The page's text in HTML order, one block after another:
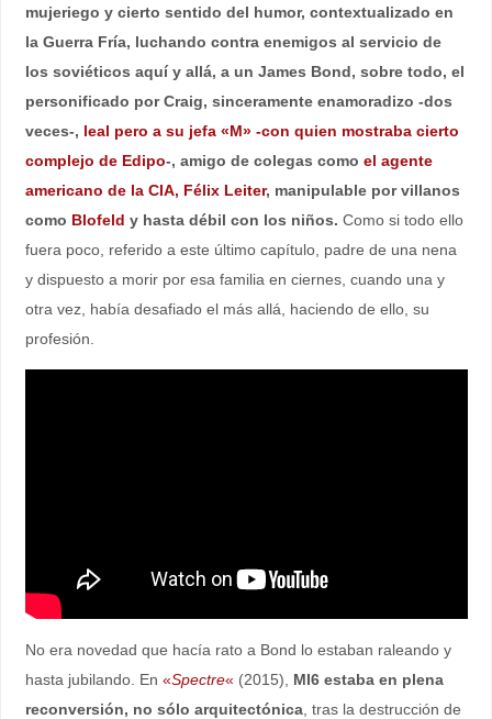
mujeriego y cierto sentido del humor, contextualizado en
la Guerra Fría, luchando contra enemigos al servicio de
los soviéticos aquí y allá, a un James Bond, sobre todo, el
personificado por Craig, sinceramente enamoradizo -dos
veces-, leal pero a su jefa «M» -con quien mostraba cierto
complejo de Edipo-, amigo de colegas como el agente
americano de la CIA, Félix Leiter, manipulable por villanos
como Blofeld y hasta débil con los niños. Como si todo ello
fuera poco, referido a este último capítulo, padre de una nena
y dispuesto a morir por esa familia en ciernes, cuando una y
otra vez, había desafiado el más allá, haciendo de ello, su
profesión.
No era novedad que hacía rato a Bond lo estaban raleando y
hasta jubilando. En «Spectre« (2015), MI6 estaba en plena
reconversión, no sólo arquitectónica, tras la destrucción de